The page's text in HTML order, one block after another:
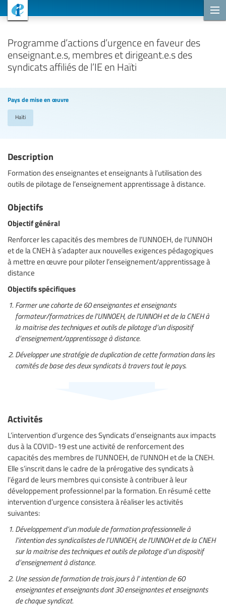
Programme d’actions d’urgence en faveur des
enseignant.e.s, membres et dirigeant.e.s des
syndicats affiliés de l’IE en Haïti
Pays de mise en œuvre
Haïti
Description
Formation des enseignantes et enseignants à l’utilisation des
outils de pilotage de l’enseignement apprentissage à distance.
Objectifs
Objectif général
Renforcer les capacités des membres de l’UNNOEH, de l'UNNOH
et de la CNEH à s’adapter aux nouvelles exigences pédagogiques
à mettre en œuvre pour piloter l’enseignement/apprentissage à
distance
Objectifs spécifiques
Former une cohorte de 60 enseignantes et enseignants
formateur/formatrices de l’UNNOEH, de l'UNNOH et de la CNEH à
la maitrise des techniques et outils de pilotage d’un dispositif
d’enseignement/apprentissage à distance.
Développer une stratégie de duplication de cette formation dans les
comités de base des deux syndicats à travers tout le pays.
Activités
L’intervention d’urgence des Syndicats d’enseignants aux impacts
dus à la COVID-19 est une activité de renforcement des
capacités des membres de l’UNNOEH, de l'UNNOH et de la CNEH.
Elle s’inscrit dans le cadre de la prérogative des syndicats à
l’égard de leurs membres qui consiste à contribuer à leur
développement professionnel par la formation. En résumé cette
intervention d’urgence consistera à réaliser les activités
suivantes:
Développement d’un module de formation professionnelle à
l’intention des syndicalistes de l’UNNOEH, de l'UNNOH et de la CNEH
sur la maitrise des techniques et outils de pilotage d’un dispositif
d’enseignement à distance.
Une session de formation de trois jours à l’ intention de 60
enseignantes et enseignants dont 30 enseignantes et enseignants
de chaque syndicat.